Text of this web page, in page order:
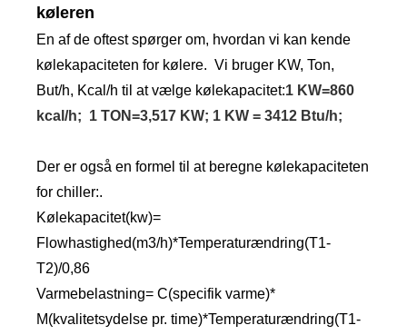
køleren
En af de oftest spørger om, hvordan vi kan kende
kølekapaciteten for kølere. Vi bruger KW, Ton,
But/h, Kcal/h til at vælge kølekapacitet:1 KW=860
kcal/h; 1 TON=3,517 KW; 1 KW = 3412 Btu/h;
Der er også en formel til at beregne kølekapaciteten
for chiller:.
Kølekapacitet(kw)=
Flowhastighed(m3/h)*Temperaturændring(T1-
T2)/0,86
Varmebelastning= C(specifik varme)*
M(kvalitetsydelse pr. time)*Temperaturændring(T1-